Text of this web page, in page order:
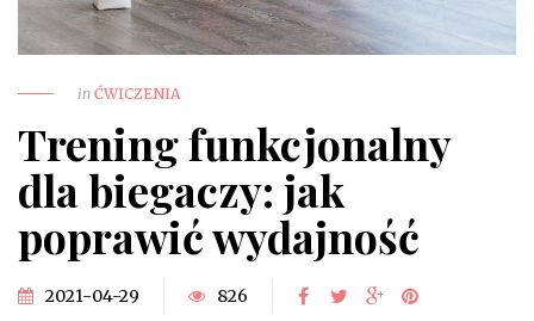
in ĆWICZENIA
Trening funkcjonalny
dla biegaczy: jak
poprawić wydajność
2021-04-29 826